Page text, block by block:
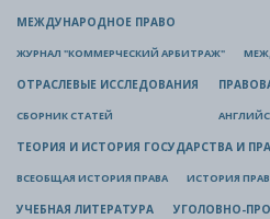
МЕЖДУНАРОДНОЕ ПРАВО
ЖУРНАЛ "КОММЕРЧЕСКИЙ АРБИТРАЖ"
ОТРАСЛЕВЫЕ ИССЛЕДОВАНИЯ
СБОРНИК СТАТЕЙ
ТЕОРИЯ И ИСТОРИЯ ГОСУДАРСТВА И
ВСЕОБЩАЯ ИСТОРИЯ ПРАВА ИСТОРИЯ
УЧЕБНАЯ ЛИТЕРАТУРА УГОЛОВНО-